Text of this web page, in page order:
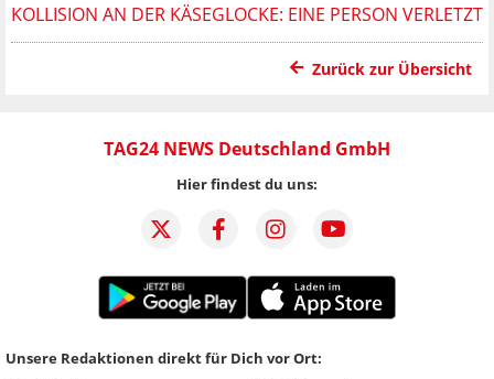
KOLLISION AN DER KÄSEGLOCKE: EINE PERSON VERLETZT
Zurück zur Übersicht
TAG24 NEWS Deutschland GmbH
Hier findest du uns:
Unsere Redaktionen direkt für Dich vor Ort: